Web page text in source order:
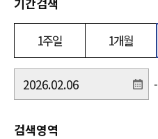
1주일 1개월
-
검색영역